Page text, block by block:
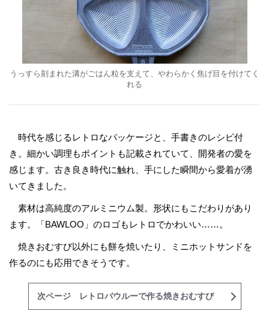
うっすら刻まれた溝がごはん粒を支えて、やわらかく焦げ目を付けてく
れる
時代を感じるレトロなパッケージと、手書きのレシピ付
き。細かい調理もポイントも記載されていて、開発者の愛を
感じます。古き良き時代に触れ、手にした瞬間から愛着が湧
いてきました。
素材は高純度のアルミニウム製。形状にもこだわりがあり
ます。「BAWLOO」のロゴもレトロでかわいい……。
焼きおむすび以外にも餅を焼いたり、ミニホットサンドを
作るのにも応用できそうです。
次ページ レトロバウルーで作る焼きおむすび